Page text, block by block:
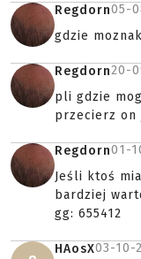
Regdorn05-
gdzie
Regdorn20-
pli gdzie
przecierz on
Regdorn01-
Jeśli ktoś
bardziej
gg: 655412
HAosX03-10-